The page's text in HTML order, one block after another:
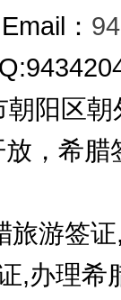
：
朝阳区
，希
旅游签
,办理